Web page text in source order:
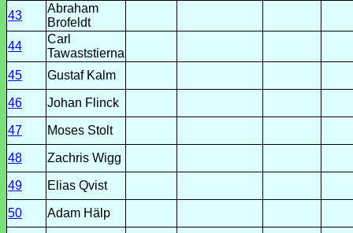
43
Abraham
Brofeldt
44
Carl
Tawaststierna
45
Gustaf Kalm
46 Johan Flinck
47 Moses Stolt
48 Zachris Wigg
49 Elias Qvist
50 Adam Hälp